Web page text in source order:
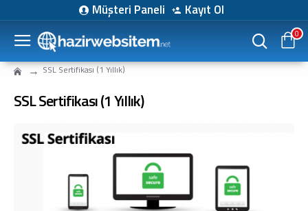
Müşteri Paneli Kayıt Ol
0
SSL Sertifikası (1 Yıllık)
SSL Sertifikası (1 Yıllık)